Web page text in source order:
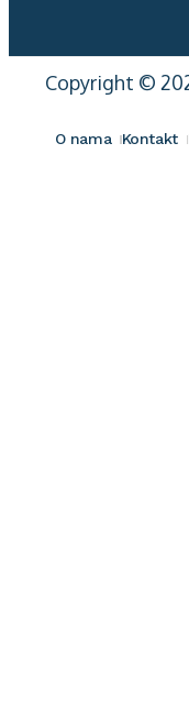
Copyright ©
O nama Kontakt